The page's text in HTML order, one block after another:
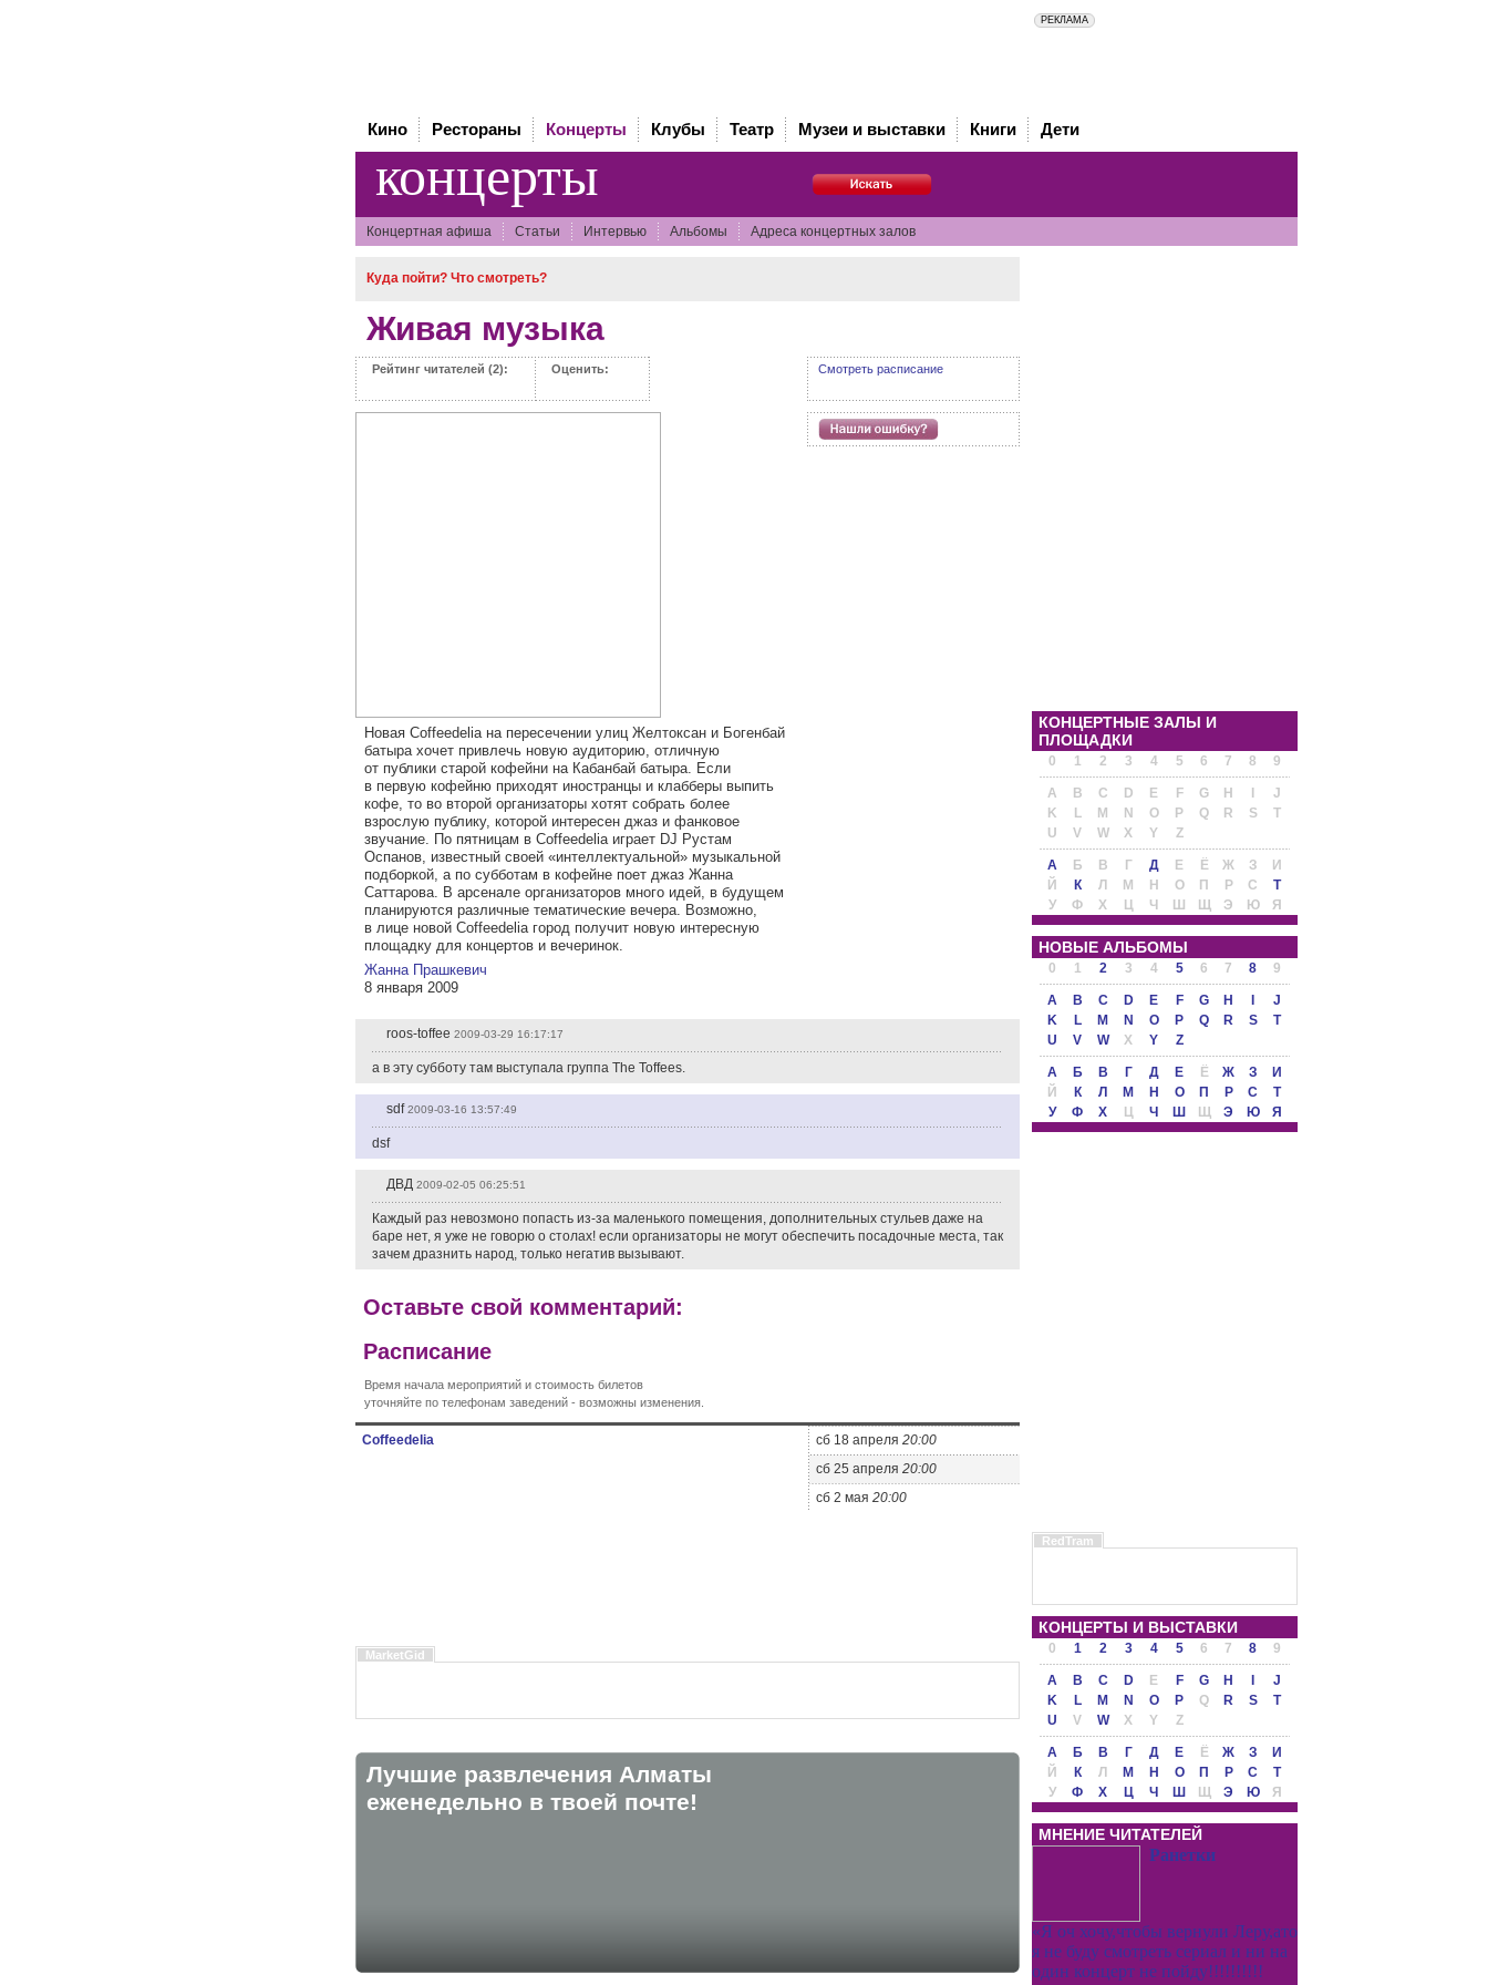
Кино Рестораны Концерты Клубы Театр Музеи и выставки Книги Дети
концерты
Концертная афиша Статьи Интервью Альбомы Адреса концертных залов
Куда пойти? Что смотреть?
Живая музыка
Рейтинг читателей (2): Оценить: Смотреть расписание
Новая Coffeedelia на пересечении улиц Желтоксан и Богенбай
батыра хочет привлечь новую аудиторию, отличную
от публики старой кофейни на Кабанбай батыра. Если
в первую кофейню приходят иностранцы и клабберы выпить
кофе, то во второй организаторы хотят собрать более
взрослую публику, которой интересен джаз и фанковое
звучание. По пятницам в Coffeedelia играет DJ Рустам
Оспанов, известный своей «интеллектуальной» музыкальной
подборкой, а по субботам в кофейне поет джаз Жанна
Саттарова. В арсенале организаторов много идей, в будущем
планируются различные тематические вечера. Возможно,
в лице новой Coffeedelia город получит новую интересную
площадку для концертов и вечеринок.
Жанна Прашкевич
8 января 2009
roos-toffee 2009-03-29 16:17:17
а в эту субботу там выступала группа The Toffees.
sdf2009-03-16 13:57:49
dsf
ДВД 2009-02-05 06:25:51
Каждый раз невозмоно попасть из-за маленького помещения, дополнительных стульев даже на
баре нет, я уже не говорю о столах! если организаторы не могут обеспечить посадочные места, так
зачем дразнить народ, только негатив вызывают.
Оставьте свой комментарий:
Расписание
Время начала мероприятий и стоимость билетов
уточняйте по телефонам заведений - возможны изменения.
Coffeedelia сб 18 апреля 20:00
сб 25 апреля 20:00
сб 2 мая 20:00
MarketGid
Лучшие развлечения Алматы
eженедельно в твоей почте!
КОНЦЕРТНЫЕ ЗАЛЫ И
ПЛОЩАДКИ
0 1 2 3 4 5 6 7 8 9
A B C D E F G H
J
K
L M N O P Q R S
T
U
V W X Y Z
А Б В Г Д Е Ё Ж З
И
Й
К Л М Н О П Р С
Т
У
Ф Х Ц Ч Ш Щ Э Ю Я
НОВЫЕ АЛЬБОМЫ
0 1 2 3 4 5 6 7 8 9
A B C D E F G H
J
K
L M N O P Q R S
T
U
V W X Y Z
А Б В Г Д Е Ё Ж З
И
Й
К Л М Н О П Р С
Т
У
Ф Х Ц Ч Ш Щ Э Ю Я
RedTram
КОНЦЕРТЫ И ВЫСТАВКИ
0 1 2 3 4 5 6 7 8 9
A B C D E F G H
J
K
L M N O P Q R S
T
U
V W X Y Z
А Б В Г Д Е Ё Ж З
И
Й
К Л М Н О П Р С
Т
У
Ф Х Ц Ч Ш Щ Э Ю Я
МНЕНИЕ ЧИТАТЕЛЕЙ
Ранетки
«Я оч хочу,чтобы вернули Леру,ато
я не буду смотреть сериал и ни на
один концерт не пойду!!!!!!!!!!